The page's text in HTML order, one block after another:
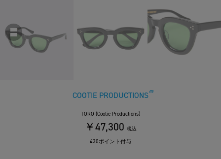
COOTIE PRODUCTIONS
TORO (Cootie Productions)
￥47,300 税込
430ポイント付与